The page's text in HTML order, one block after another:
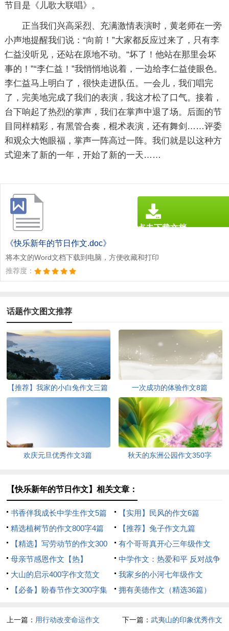
节目是《儿歌大联唱》。
正当我们兴高采烈、充满激情表演时，黄老师在一旁
小声地提醒我们说：“向前！”大家都反应过来了，只有李
仁益没听见，还站在原地不动。“坏了！他站在那里会坏
事的！”“李仁益！”我悄悄地说着，一边给李仁益使眼色。
李仁益马上明白了，很快走进队伍。一会儿，我们唱完
了，完美地完成了我们的表演，我这才松了口气。接着，
台下响起了热烈的掌声，我们在掌声中退了场。后面的节
目同样精彩，有黑管合奏，棍术表演，还有舞剑……评委
和观众大饱眼福，掌声一阵高过一阵。我们就是以这种方
式迎来了新的一年，开始了新的一天……
《快乐新年的节日作文.doc》
将本文的Word文档下载到电脑，方便收藏和打印
推荐度：
点击下载文档
话题作文图文推荐
【推荐】我家的小白兔作文三篇 一次成功的体验作文8篇
欢庆元旦优秀作文3篇 秋天的东洲公园作文350字
【快乐新年的节日作文】相关文章：
书香伴我成长中学生作文5篇
【实用】民风的作文6篇
精选植树节的作文800字4篇
【推荐】兔子作文九篇
【精选】写劳动节的作文300
字4篇
有个哥哥真开心三年级作文
母亲节感恩作文【热】
中学作文：热爱和平 反对战争
大山的启示400字作文范文
我家乡的小河七年级作文
【必备】盼春节作文300字集
拥有美德作文（精选36篇）
上一篇： 用行动改变命运作文 下一篇： 武夷山的印象优秀作文